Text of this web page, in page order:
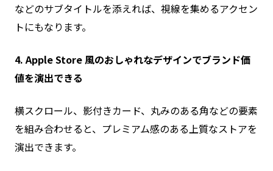
などのサブタイトルを添えれば、視線を集めるアクセン
トにもなります。
4. Apple Store 風のおしゃれなデザインでブランド価
値を演出できる
横スクロール、影付きカード、丸みのある角などの要素
を組み合わせると、プレミアム感のある上質なストアを
演出できます。